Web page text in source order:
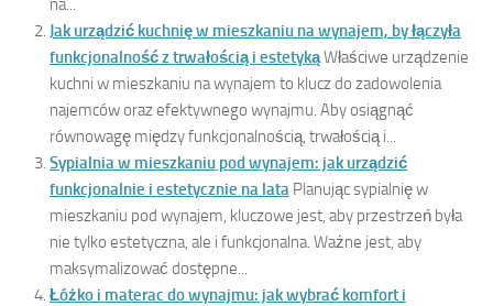
Jak urządzić kuchnię w mieszkaniu na wynajem, by łączyła
funkcjonalność z trwałością i estetykąWłaściwe urządzenie
kuchni w mieszkaniu na wynajem to klucz do zadowolenia
najemców oraz efektywnego wynajmu. Aby osiągnąć
równowagę między funkcjonalnością, trwałością i...
Sypialnia w mieszkaniu pod wynajem: jak urządzić
funkcjonalnie i estetycznie na lata Planując sypialnię w
mieszkaniu pod wynajem, kluczowe jest, aby przestrzeń była
nie tylko estetyczna, ale i funkcjonalna. Ważne jest, aby
maksymalizować dostępne...
Łóżko i materac do wynajmu: jak wybrać komfort i